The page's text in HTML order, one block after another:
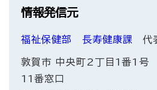
情報発信元
福祉保健部 長寿健康課 代
敦賀市 中央町2丁目1番1
11番窓口